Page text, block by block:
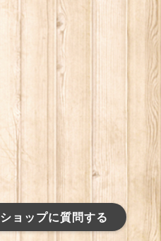
ショップに質問する